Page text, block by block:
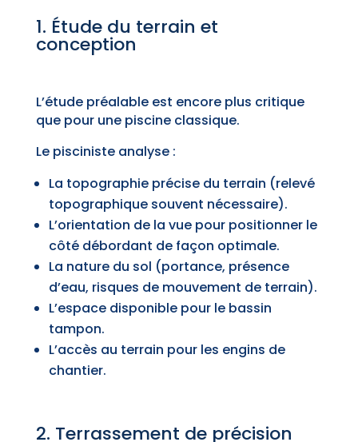
1. Étude du terrain et
conception
L’étude préalable est encore plus critique
que pour une piscine classique.
Le pisciniste analyse :
La topographie précise du terrain (relevé
topographique souvent nécessaire).
L’orientation de la vue pour positionner le
côté débordant de façon optimale.
La nature du sol (portance, présence
d’eau, risques de mouvement de terrain).
L’espace disponible pour le bassin
tampon.
L’accès au terrain pour les engins de
chantier.
2. Terrassement de précision